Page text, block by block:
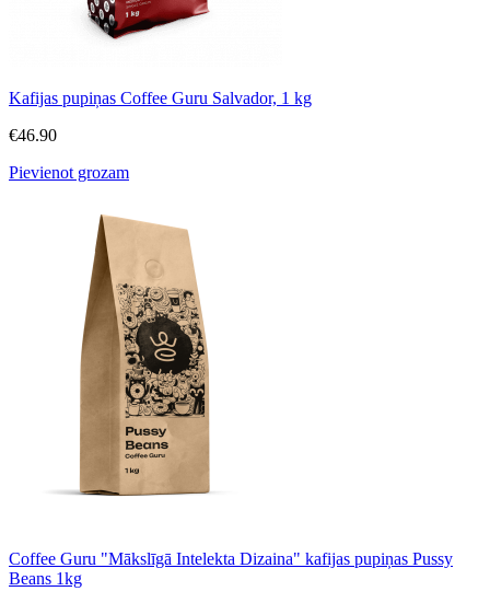
Kafijas pupiņas Coffee Guru Salvador, 1 kg
€46.90
Pievienot grozam
Coffee Guru "Mākslīgā Intelekta Dizaina" kafijas pupiņas Pussy
Beans 1kg